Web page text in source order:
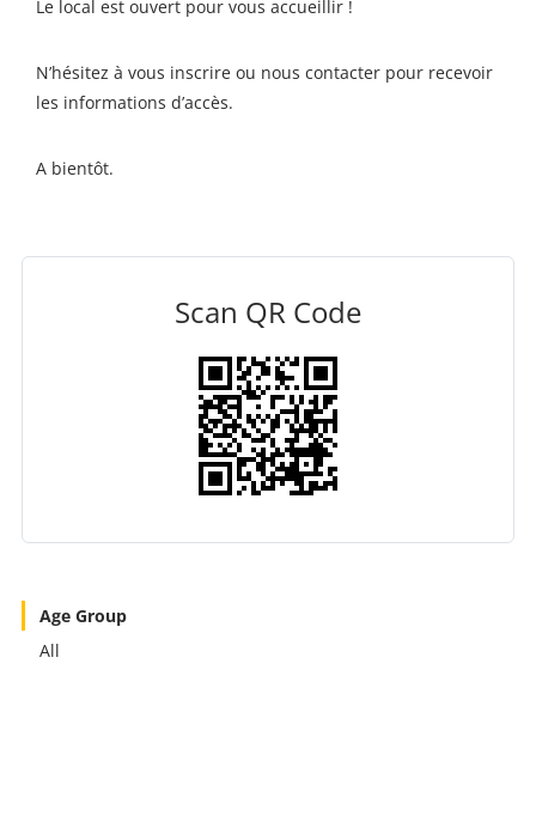
Le local est ouvert pour vous accueillir !
N’hésitez à vous inscrire ou nous contacter pour recevoir
les informations d’accès.
A bientôt.
Scan QR Code
Age Group
All